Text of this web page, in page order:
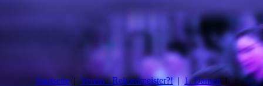
Startseite Verein - Rekordmeister?! 1. Damen